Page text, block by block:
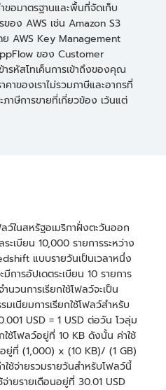
ขอมาตรฐานและพื้นที่จัดเก็บ
ของ AWS เช่น Amazon S3
ย AWS Key Management
ของ Customer
รหัสโทเค็นการเข้าถึงของคุณ
าของเราไม่รวมภาษีและอากรที่
าษีการขายที่เกี่ยวข้อง เว้นแต่
ในสหรัฐอเมริกาฝั่งตะวันออก
ะเบียน 10,000 รายการระหว่าง
แบบรายวันเป็นเวลาหนึ่ง
การอัปเดตระเบียน 10 รายการ
วนการเรียกใช้โฟลว์จะเป็น
เนียมการเรียกใช้โฟลว์สำหรับ
USD = 1 USD ต่อวัน โวลุ่ม
ช้โฟลว์อยู่ที่ 10 KB ดังนั้น ค่าใช้
ยู่ที่ (1,000) x (10 KB)/ (1 GB)
ช้จ่ายรวมรายวันสำหรับโฟลว์นี้
ายรายเดือนอยู่ที่ 30.01 USD